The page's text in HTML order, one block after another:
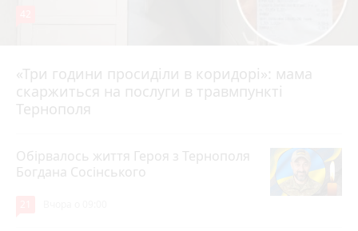
«Три години просиділи в коридорі»: мама
скаржиться на послуги в травмпункті
Тернополя
Вчора о 13:05
Обірвалось життя Героя з Тернополя
Богдана Сосінського